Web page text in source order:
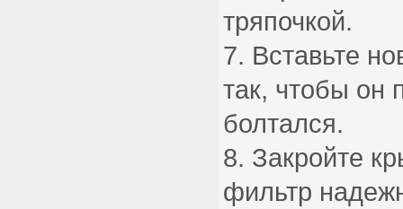
тряпочкой.
Вставьте
так, чтобы он
болтался.
Закройте
фильтр